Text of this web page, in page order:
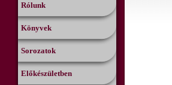
Rólunk
Könyvek
Sorozatok
Előkészületben